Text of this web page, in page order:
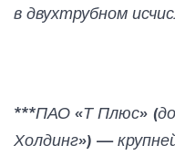
в двухтрубном
***ПАО «Т Плюс»
Холдинг») —